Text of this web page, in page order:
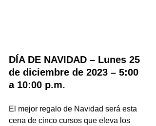
DÍA DE NAVIDAD – Lunes 25
de diciembre de 2023 – 5:00
a 10:00 p.m.
El mejor regalo de Navidad será esta
cena de cinco cursos que eleva los